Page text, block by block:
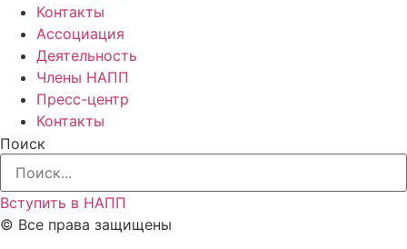
Контакты
Ассоциация
Деятельность
Члены НАПП
Пресс-центр
Контакты
Поиск
Вступить в НАПП
© Все права защищены